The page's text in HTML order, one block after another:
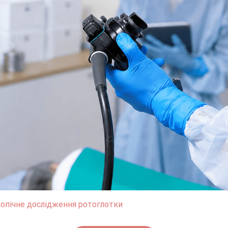
дослідження ротоглотки